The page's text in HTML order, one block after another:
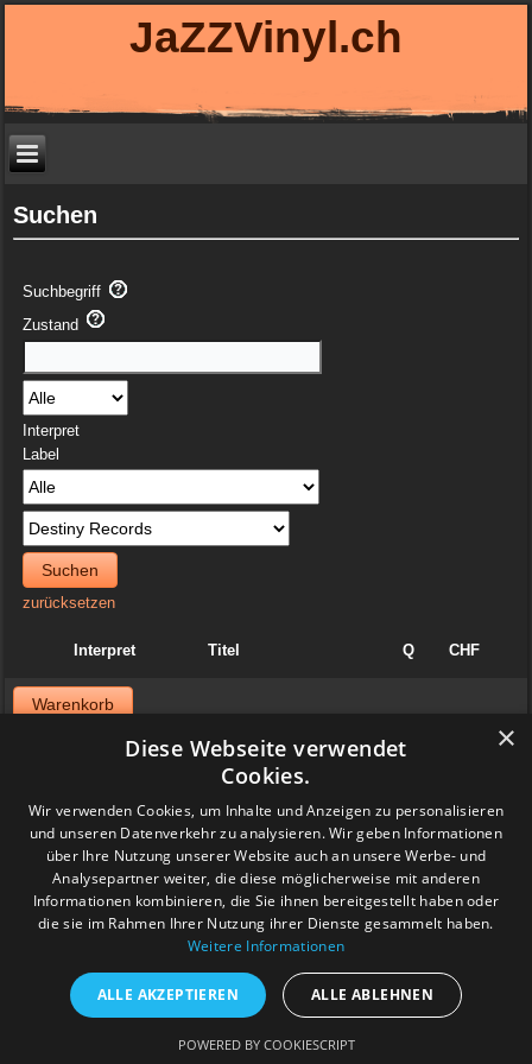
JaZZVinyl.ch
Suchen
Suchbegriff
Zustand
Interpret
Label
Suchen
zurücksetzen
Interpret Titel Q CHF
Warenkorb
Jazzvinyl.ch ist am Sonntag 06. April ab 10 Uhr an der
Schallplattenbörse im Volkshaus in Zürich
Wir haben auch einiges aus der Sammlung von Patrick! Ich bringe
viel Dolphy, Art Farmer usw.
Feedback
www.grashalm-it.ch |(www.pinkytoes.com)
×
Diese Webseite verwendet
Cookies.
Wir verwenden Cookies, um Inhalte und Anzeigen zu personalisieren
und unseren Datenverkehr zu analysieren. Wir geben Informationen
über Ihre Nutzung unserer Website auch an unsere Werbe- und
Analysepartner weiter, die diese möglicherweise mit anderen
Informationen kombinieren, die Sie ihnen bereitgestellt haben oder
die sie im Rahmen Ihrer Nutzung ihrer Dienste gesammelt haben.
Weitere Informationen
ALLE AKZEPTIEREN ALLE ABLEHNEN
POWERED BY COOKIESCRIPT